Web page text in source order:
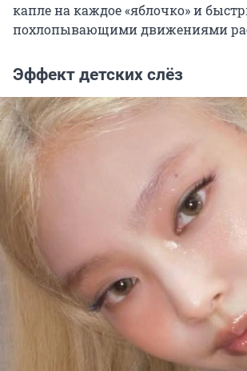
капле на каждое «яблочко» и
похлопывающими движениями
Эффект детских слёз